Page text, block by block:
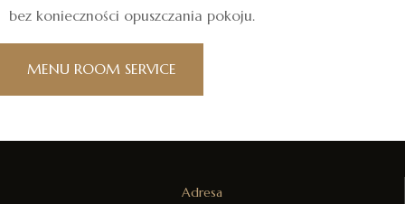
bez konieczności opuszczania pokoju.
MENU ROOM SERVICE
Adresa